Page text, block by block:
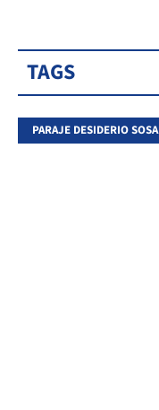
TAGS
PARAJE DESIDERIO SOSA